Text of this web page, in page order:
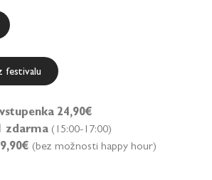
festivalu
24,90€
zdarma (15:00-17:00)
(bez možnosti happy hour)